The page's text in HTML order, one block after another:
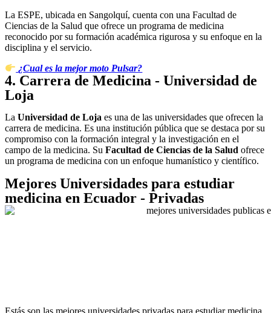
La ESPE, ubicada en Sangolquí, cuenta con una Facultad de
Ciencias de la Salud que ofrece un programa de medicina
reconocido por su formación académica rigurosa y su enfoque en la
disciplina y el servicio.
¿Cual es la mejor moto Pulsar?
4. Carrera de Medicina - Universidad de
Loja
La Universidad de Loja es una de las universidades que ofrecen la
carrera de medicina. Es una institución pública que se destaca por su
compromiso con la formación integral y la investigación en el
campo de la medicina. Su Facultad de Ciencias de la Salud ofrece
un programa de medicina con un enfoque humanístico y científico.
Mejores Universidades para estudiar
medicina en Ecuador - Privadas